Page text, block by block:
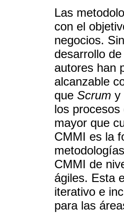
Las
con el
negocios.
desarrollo
autores han
alcanzable
que Scrum y
los
mayor que
CMMI es la
CMMI de
ágiles. Esta
iterativo e
para las